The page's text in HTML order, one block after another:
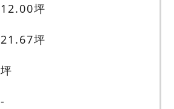
12.00坪
21.67坪
坪
-